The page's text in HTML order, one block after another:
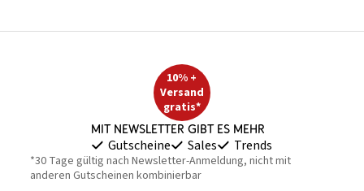
10% +
Versand
gratis*
Mit Newsletter gibt es mehr
Gutscheine Sales Trends
*30 Tage gültig nach Newsletter-Anmeldung, nicht mit
anderen Gutscheinen kombinierbar